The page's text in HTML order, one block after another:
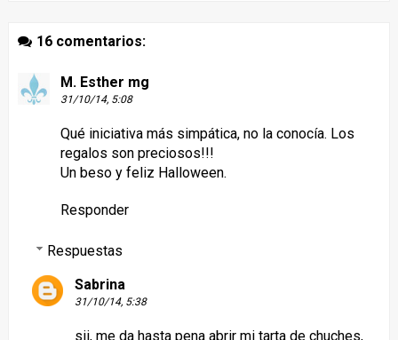
16 comentarios:
M. Esther mg
31/10/14, 5:08
Qué iniciativa más simpática, no la conocía. Los
regalos son preciosos!!!
Un beso y feliz Halloween.
Responder
Respuestas
Sabrina
31/10/14, 5:38
sii, me da hasta pena abrir mi tarta de chuches,